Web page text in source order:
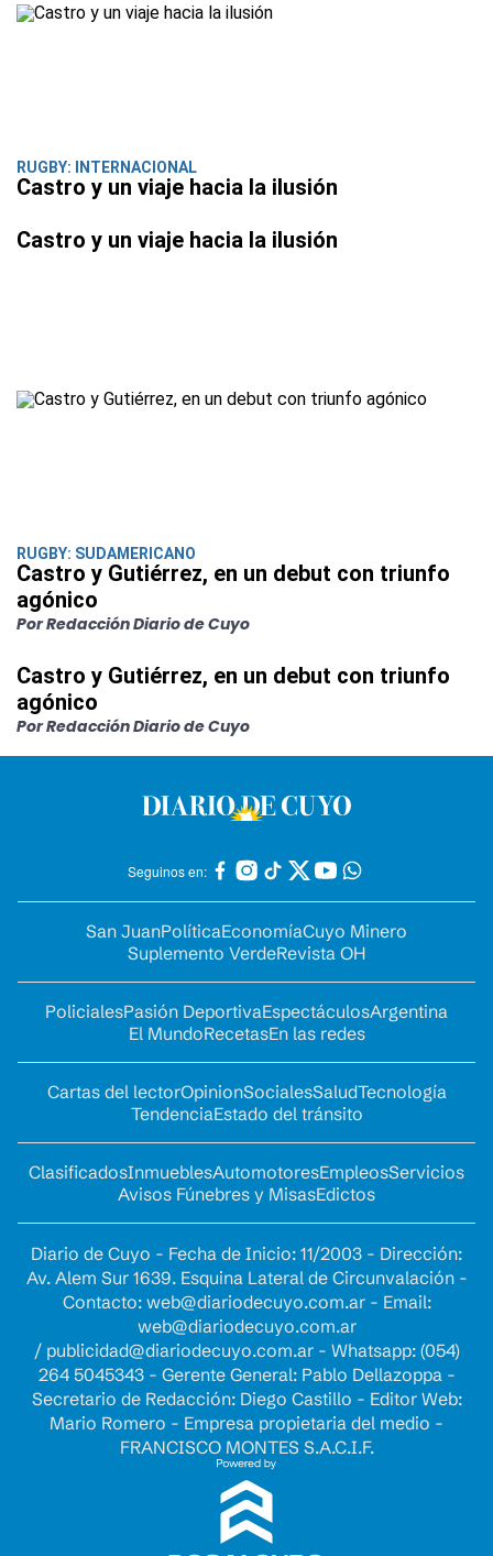
RUGBY: INTERNACIONAL
Castro y un viaje hacia la ilusión
Castro y un viaje hacia la ilusión
RUGBY: SUDAMERICANO
Castro y Gutiérrez, en un debut con triunfo
agónico
Por Redacción Diario de Cuyo
Castro y Gutiérrez, en un debut con triunfo
agónico
Por Redacción Diario de Cuyo
Seguinos en:
San JuanPolíticaEconomíaCuyo Minero
Suplemento VerdeRevista OH
PolicialesPasión DeportivaEspectáculosArgentina
El MundoRecetasEn las redes
Cartas del lectorOpinionSocialesSaludTecnología
TendenciaEstado del tránsito
ClasificadosInmueblesAutomotoresEmpleosServicios
Avisos Fúnebres y MisasEdictos
Diario de Cuyo - Fecha de Inicio: 11/2003 - Dirección:
Av. Alem Sur 1639. Esquina Lateral de Circunvalación -
Contacto: web@diariodecuyo.com.ar- Email:
web@diariodecuyo.com.ar
/ publicidad@diariodecuyo.com.ar- Whatsapp: (054)
264 5045343 - Gerente General: Pablo Dellazoppa -
Secretario de Redacción: Diego Castillo - Editor Web:
Mario Romero - Empresa propietaria del medio -
FRANCISCO MONTES S.A.C.I.F.